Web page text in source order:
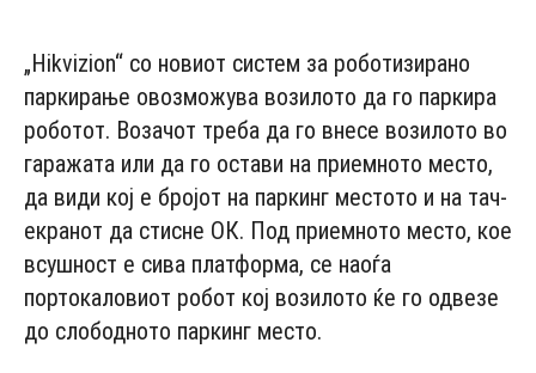
„Hikvizion“ со новиот систем за роботизирано
паркирање овозможува возилото да го паркира
роботот. Возачот треба да го внесе возилото во
гаражата или да го остави на приемното место,
да види кој е бројот на паркинг местото и на тач-
екранот да стисне ОК. Под приемното место, кое
всушност е сива платформа, се наоѓа
портокаловиот робот кој возилото ќе го одвезе
до слободното паркинг место.